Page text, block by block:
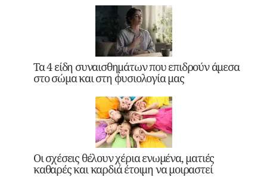
Τα 4 είδη συναισθημάτων που επιδρούν άμεσα
στο σώμα και στη φυσιολογία μας
Οι σχέσεις θέλουν χέρια ενωμένα, ματιές
καθαρές και καρδιά έτοιμη να μοιραστεί